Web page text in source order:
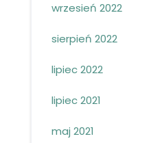
wrzesień 2022
sierpień 2022
lipiec 2022
lipiec 2021
maj 2021